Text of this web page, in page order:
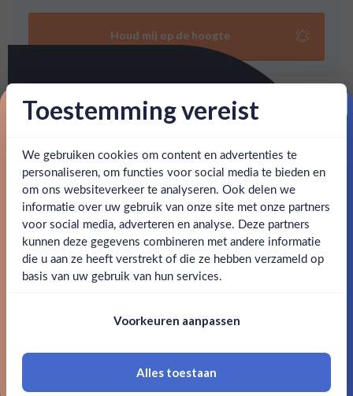
Ben jij 18 jaar of ouder?
Ja Nee
18 jaar of ouder zijn
Houd mij op de hoogte
Meer info
Verzending is gratis vanaf €125,-
Snelle levering : voor 15:00, morgen in huis (uitzondering bij
artikel vermeld)
Behulpzameen goed bereikbare klantenservice.
Over The Macallan Classic Cut 2020
Een speciale editie van The Macallan, gekenmerkt door zijn
unieke, scherpe smaakprofiel. Een must voor elke
liefhebber van Schotse whisky.
SPECIFICATIES
0,7L
Toestemming vereist
We gebruiken cookies om content en advertenties te
personaliseren, om functies voor social media te bieden en
om ons websiteverkeer te analyseren. Ook delen we
informatie over uw gebruik van onze site met onze partners
voor social media, adverteren en analyse. Deze partners
kunnen deze gegevens combineren met andere informatie
die u aan ze heeft verstrekt of die ze hebben verzameld op
basis van uw gebruik van hun services.
Voorkeuren aanpassen
Alles toestaan
Proost op je eerste korting!
Schrijf je in en ontvang direct 5% korting op je eerste
bestelling.
Email
Claim mijn korting